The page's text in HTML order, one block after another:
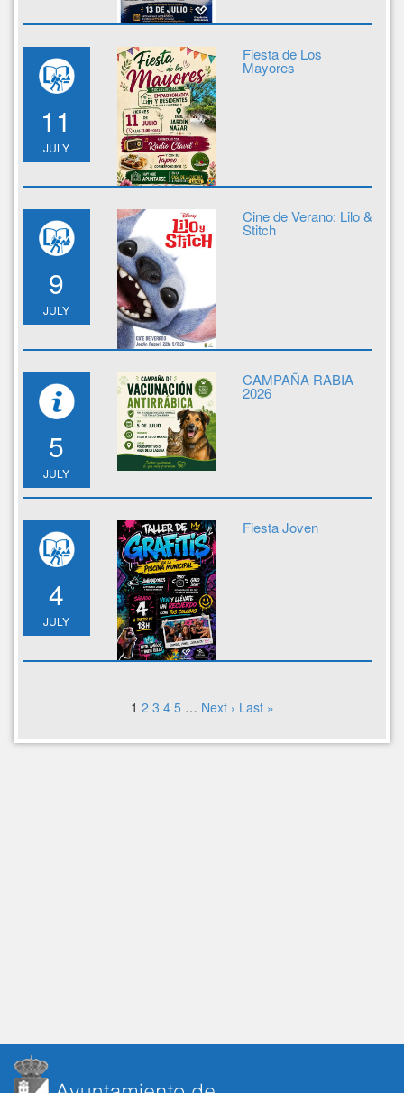
11
JULY
Fiesta de Los
Mayores
9
JULY
Cine de Verano: Lilo &
Stitch
5
JULY
CAMPAÑA RABIA
2026
4
JULY
Fiesta Joven
1 2 3 4 5 … Next › Last »